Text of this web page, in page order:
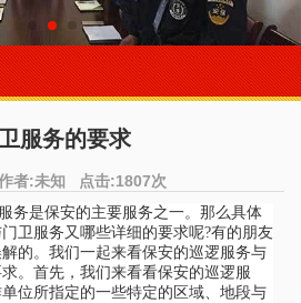
服务的要求
者:未知 点击:1807次
务是保安的主要服务之一。那么具体
卫服务又哪些详细的要求呢?有的朋友
的。我们一起来看保安的巡逻服务与
。首先，我们来看看保安的巡逻服
位所指定的一些特定的区域、地段与